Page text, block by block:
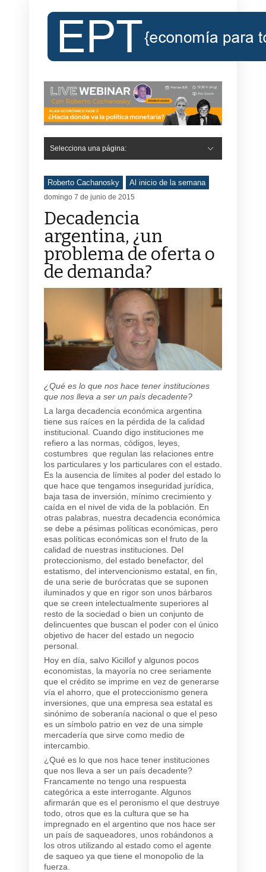
Selecciona una página:
Roberto Cachanosky Al inicio de la semana
domingo 7 de junio de 2015
Decadencia
argentina, ¿un
problema de oferta o
de demanda?
¿Qué es lo que nos hace tener instituciones
que nos lleva a ser un país decadente?
La larga decadencia económica argentina
tiene sus raíces en la pérdida de la calidad
institucional. Cuando digo instituciones me
refiero a las normas, códigos, leyes,
costumbres que regulan las relaciones entre
los particulares y los particulares con el estado.
Es la ausencia de límites al poder del estado lo
que hace que tengamos inseguridad jurídica,
baja tasa de inversión, mínimo crecimiento y
caída en el nivel de vida de la población. En
otras palabras, nuestra decadencia económica
se debe a pésimas políticas económicas, pero
esas políticas económicas son el fruto de la
calidad de nuestras instituciones. Del
proteccionismo, del estado benefactor, del
estatismo, del intervencionismo estatal, en fin,
de una serie de burócratas que se suponen
iluminados y que en rigor son unos bárbaros
que se creen intelectualmente superiores al
resto de la sociedad o bien un conjunto de
delincuentes que buscan el poder con el único
objetivo de hacer del estado un negocio
personal.
Hoy en día, salvo Kicillof y algunos pocos
economistas, la mayoría no cree seriamente
que el crédito se imprime en vez de generarse
vía el ahorro, que el proteccionismo genera
inversiones, que una empresa sea estatal es
sinónimo de soberanía nacional o que el peso
es un símbolo patrio en vez de una simple
mercadería que sirve como medio de
intercambio.
¿Qué es lo que nos hace tener instituciones
que nos lleva a ser un país decadente?
Francamente no tengo una respuesta
categórica a este interrogante. Algunos
afirmarán que es el peronismo el que destruye
todo, otros que es la cultura que se ha
impregnado en el argentino que nos hace ser
un país de saqueadores, unos robándonos a
los otros utilizando al estado como el agente
de saqueo ya que tiene el monopolio de la
fuerza.